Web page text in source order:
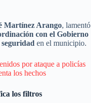
Martínez Arango, lamentó
con el Gobierno
en el municipio.
por ataque a policías
los hechos
los filtros